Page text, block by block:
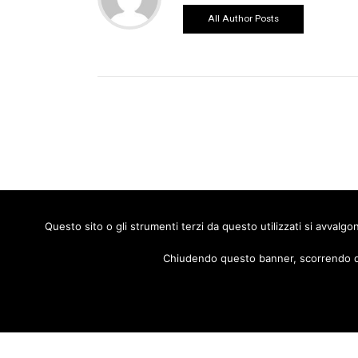
All Author Posts
Prec
Questo sito o gli strumenti terzi da questo utilizzati si
Chiudendo questo banner, scorrendo